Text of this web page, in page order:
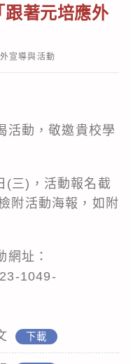
跟著元培應外
宣導與活動
活動，敬邀貴校學
(三)，活動報名截
附活動海報，如附
網址：
1049-
下載